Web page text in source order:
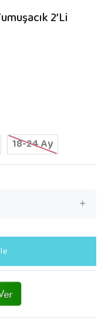
2’li
18-24 Ay